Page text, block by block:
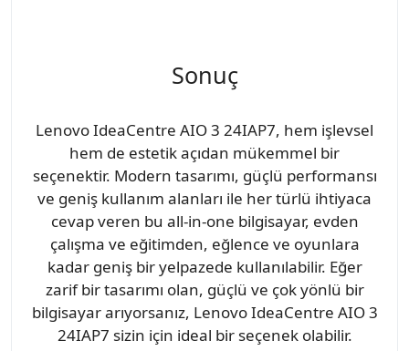
Sonuç
Lenovo IdeaCentre AIO 3 24IAP7, hem işlevsel
hem de estetik açıdan mükemmel bir
seçenektir. Modern tasarımı, güçlü performansı
ve geniş kullanım alanları ile her türlü ihtiyaca
cevap veren bu all-in-one bilgisayar, evden
çalışma ve eğitimden, eğlence ve oyunlara
kadar geniş bir yelpazede kullanılabilir. Eğer
zarif bir tasarımı olan, güçlü ve çok yönlü bir
bilgisayar arıyorsanız, Lenovo IdeaCentre AIO 3
24IAP7 sizin için ideal bir seçenek olabilir.